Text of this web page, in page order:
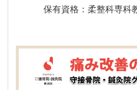
保有資格：柔整科専科